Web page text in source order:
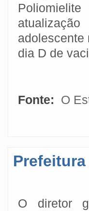
adolescente
dia D de
Fonte: O
O diretor